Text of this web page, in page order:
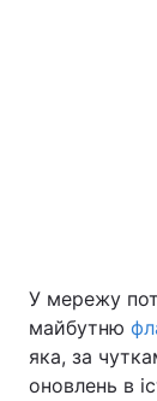
Україна
Економіка
У мережу
майбутню
яка, за
оновлень в